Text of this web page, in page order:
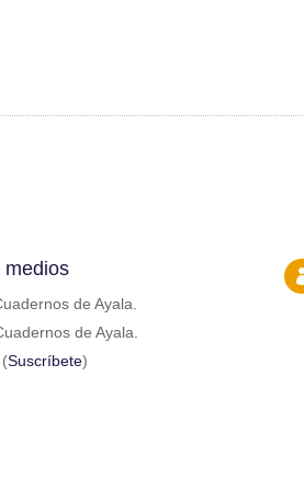
medios
de Ayala.
de Ayala.
Suscríbete)